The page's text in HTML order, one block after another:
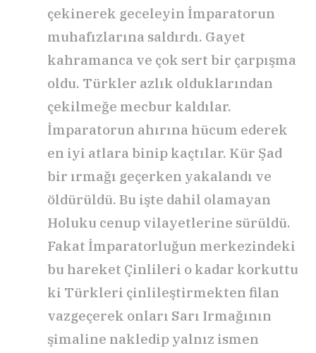
çekinerek geceleyin İmparatorun
muhafızlarına saldırdı. Gayet
kahramanca ve çok sert bir çarpışma
oldu. Türkler azlık olduklarından
çekilmeğe mecbur kaldılar.
İmparatorun ahırına hücum ederek
en iyi atlara binip kaçtılar. Kür Şad
bir ırmağı geçerken yakalandı ve
öldürüldü. Bu işte dahil olamayan
Holuku cenup vilayetlerine sürüldü.
Fakat İmparatorluğun merkezindeki
bu hareket Çinlileri o kadar korkuttu
ki Türkleri çinlileştirmekten filan
vazgeçerek onları Sarı Irmağının
şimaline nakledip yalnız ismen